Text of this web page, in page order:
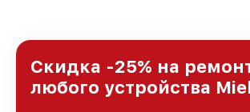
и лояльности наших клиентов.
Скидка -25% на
любого устройства